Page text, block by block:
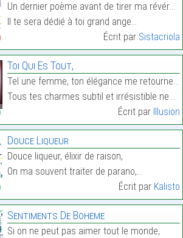
Un dernier poème avant de tirer ma révérance
Il te sera dédié à toi grand ange…
Écrit par Sistacriola
Toi Qui Es Tout,
Tel une femme, ton élégance me retourne et me met
Tous tes charmes subtil et irrésistible ne me font…
Écrit par
Illusion
Douce Liqueur
Douce liqueur, élixir de raison,
On ma souvent traiter de parano,…
Écrit par Kalisto
Sentiments De Boheme
Si on ne peut pas aimer tout le monde,